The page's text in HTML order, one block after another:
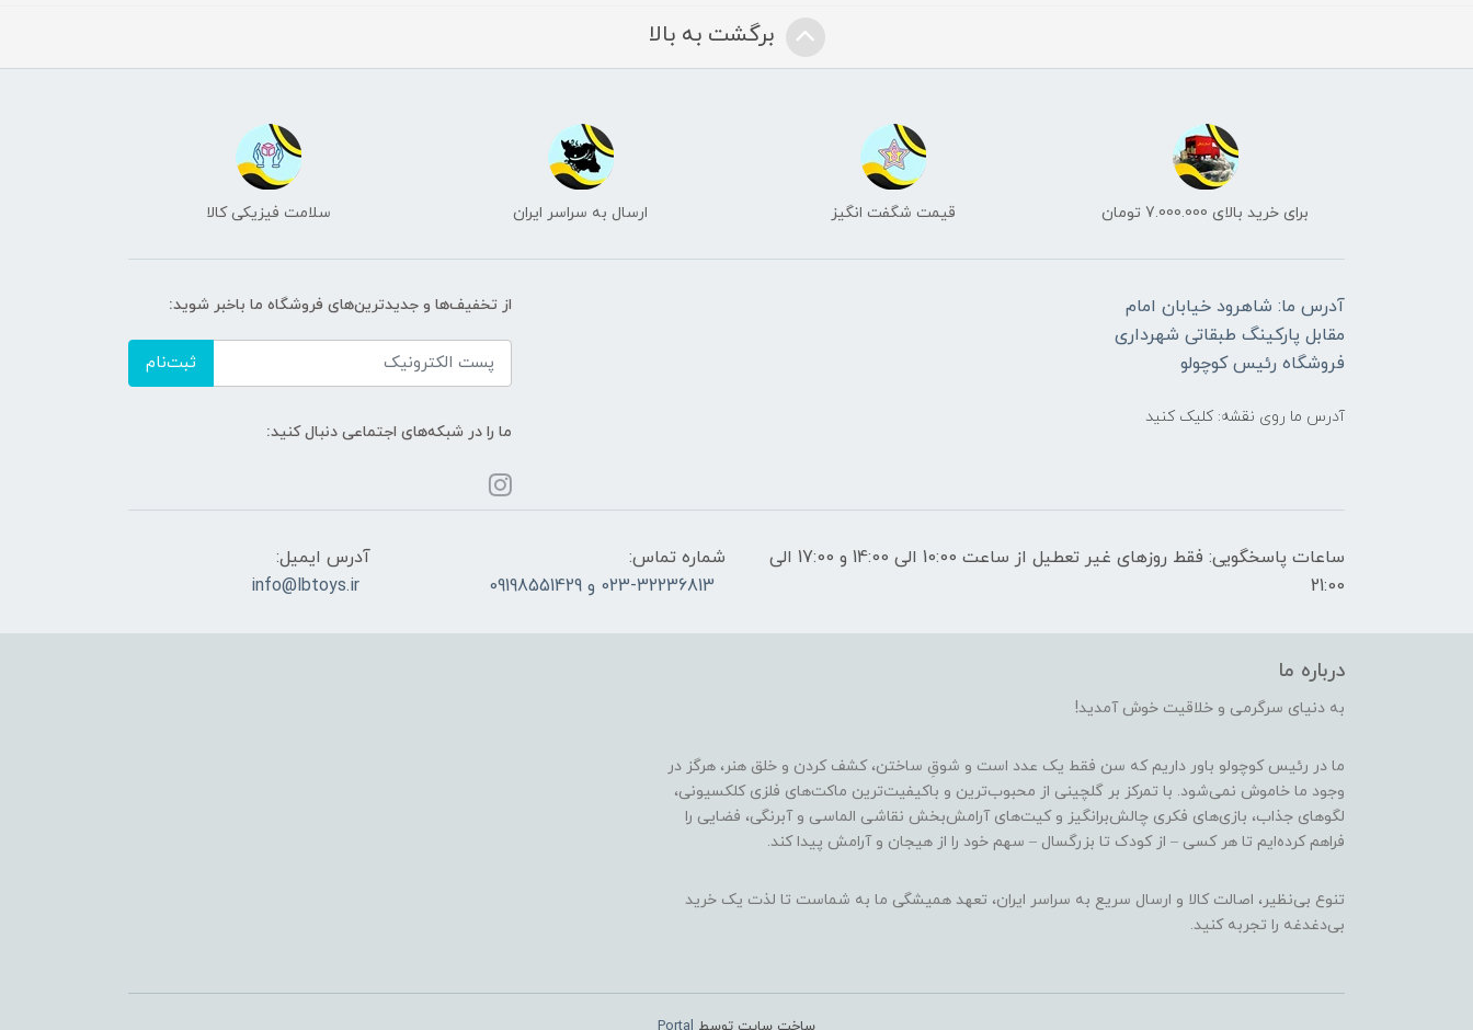
برگشت به بالا
برای خرید بالای 7.000.000 تومان قیمت شگفت انگیز ارسال به سراسر ایران سلامت فیزیکی کالا
آدرس ما: شاهرود خیابان امام
مقابل پارکینگ طبقاتی شهرداری
فروشگاه رئیس کوچولو
آدرس ما روی نقشه: کلیک کنید
از تخفیف‌ها و جدیدترین‌های فروشگاه ما باخبر شوید:
ثبت‌نام
ما را در شبکه‌های اجتماعی دنبال کنید:
ساعات پاسخگویی: فقط روزهای غیر تعطیل از ساعت 10:00 الی 14:00 و 17:00 الی
21:00
شماره تماس:
023-32236813 و 09198551429
آدرس ایمیل:
info@lbtoys.ir
درباره ما
به دنیای سرگرمی و خلاقیت خوش آمدید!
ما در رئیس کوچولو باور داریم که سن فقط یک عدد است و شوقِ ساختن، کشف کردن و خلق هنر، هرگز در
وجود ما خاموش نمی‌شود. با تمرکز بر گلچینی از محبوب‌ترین و باکیفیت‌ترین ماکت‌های فلزی کلکسیونی،
لگوهای جذاب، بازی‌های فکری چالش‌برانگیز و کیت‌های آرامش‌بخش نقاشی الماسی و آبرنگی، فضایی را
فراهم کرده‌ایم تا هر کسی – از کودک تا بزرگسال – سهم خود را از هیجان و آرامش پیدا کند.
تنوع بی‌نظیر، اصالت کالا و ارسال سریع به سراسر ایران، تعهد همیشگی ما به شماست تا لذت یک خرید
بی‌دغدغه را تجربه کنید.